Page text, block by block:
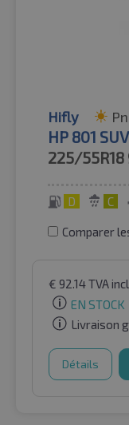
Hifly
HP 801 SUV
225/55R18
D C
Comparer
€ 92.14TVA
EN STOCK
Livraison
Détails